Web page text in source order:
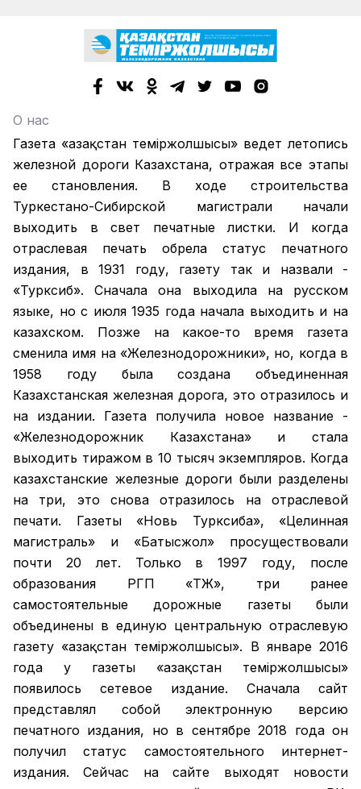
О нас
Газета «Қазақстан теміржолшысы» ведет летопись
железной дороги Казахстана, отражая все этапы
ее становления. В ходе строительства
Туркестано-Сибирской магистрали начали
выходить в свет печатные листки. И когда
отраслевая печать обрела статус печатного
издания, в 1931 году, газету так и назвали -
«Турксиб». Сначала она выходила на русском
языке, но с июля 1935 года начала выходить и на
казахском. Позже на какое-то время газета
сменила имя на «Железнодорожники», но, когда в
1958 году была создана объединенная
Казахстанская железная дорога, это отразилось и
на издании. Газета получила новое название -
«Железнодорожник Казахстана» и стала
выходить тиражом в 10 тысяч экземпляров. Когда
казахстанские железные дороги были разделены
на три, это снова отразилось на отраслевой
печати. Газеты «Новь Турксиба», «Целинная
магистраль» и «Батысжол» просуществовали
почти 20 лет. Только в 1997 году, после
образования РГП «ҚТЖ», три ранее
самостоятельные дорожные газеты были
объединены в единую центральную отраслевую
газету «Қазақстан темiржолшысы». В январе 2016
года у газеты «Қазақстан теміржолшысы»
появилось сетевое издание. Сначала сайт
представлял собой электронную версию
печатного издания, но в сентябре 2018 года он
получил статус самостоятельного интернет-
издания. Сейчас на сайте выходят новости